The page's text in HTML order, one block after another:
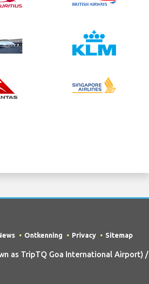
Ontkenning Privacy Sitemap
as TripTQ Goa International Airport) /